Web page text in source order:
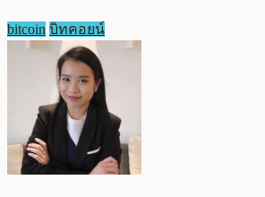
bitcoin บิทคอยน์